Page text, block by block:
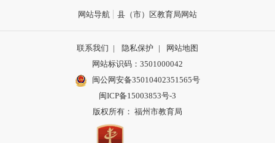
网站导航 县（市）区教育局网站
联系我们 | 隐私保护 |
网站地图
网站标识码：3501000042
闽公网安备35010402351565号
闽ICP备15003853号-3
版权所有： 福州市教育局